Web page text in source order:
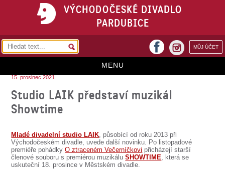
VÝCHODOČESKÉ DIVADLO
PARDUBICE
MŮJ ÚČET
facebook
MENU
VSTUPENKY
PŘEDPLATNÉ
15. prosinec 2021
Studio LAIK představí muzikál
Showtime
Mladé divadelní studio LAIK, působící od roku 2013 při
Východočeském divadle, uvede další novinku. Po listopadové
premiéře pohádkyO ztraceném Večerníčkovi přicházejí starší
členové souboru s premiérou muzikáluSHOWTIME, která se
uskuteční 18. prosince v Městském divadle.